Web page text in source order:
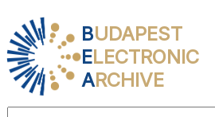
BUDAPEST
ELECTRONIC
ARCHIVE